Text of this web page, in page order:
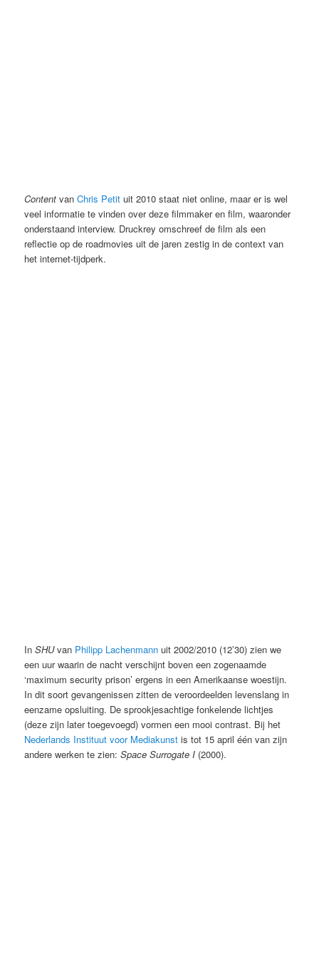
Content vanChris Petit uit 2010 staat niet online, maar er is wel
veel informatie te vinden over deze filmmaker en film, waaronder
onderstaand interview. Druckrey omschreef de film als een
reflectie op de roadmovies uit de jaren zestig in de context van
het internet-tijdperk.
InSHUvan Philipp Lachenmann uit 2002/2010 (12’30) zien we
een uur waarin de nacht verschijnt boven een zogenaamde
‘maximum security prison’ ergens in een Amerikaanse woestijn.
In dit soort gevangenissen zitten de veroordeelden levenslang in
eenzame opsluiting. De sprookjesachtige fonkelende lichtjes
(deze zijn later toegevoegd) vormen een mooi contrast. Bij het
Nederlands Instituut voor Mediakunst is tot 15 april één van zijn
andere werken te zien:Space Surrogate I (2000).